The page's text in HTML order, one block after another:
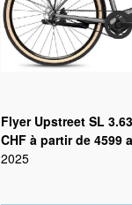
Flyer Upstreet SL 3.63
CHF à partir de 4599
2025